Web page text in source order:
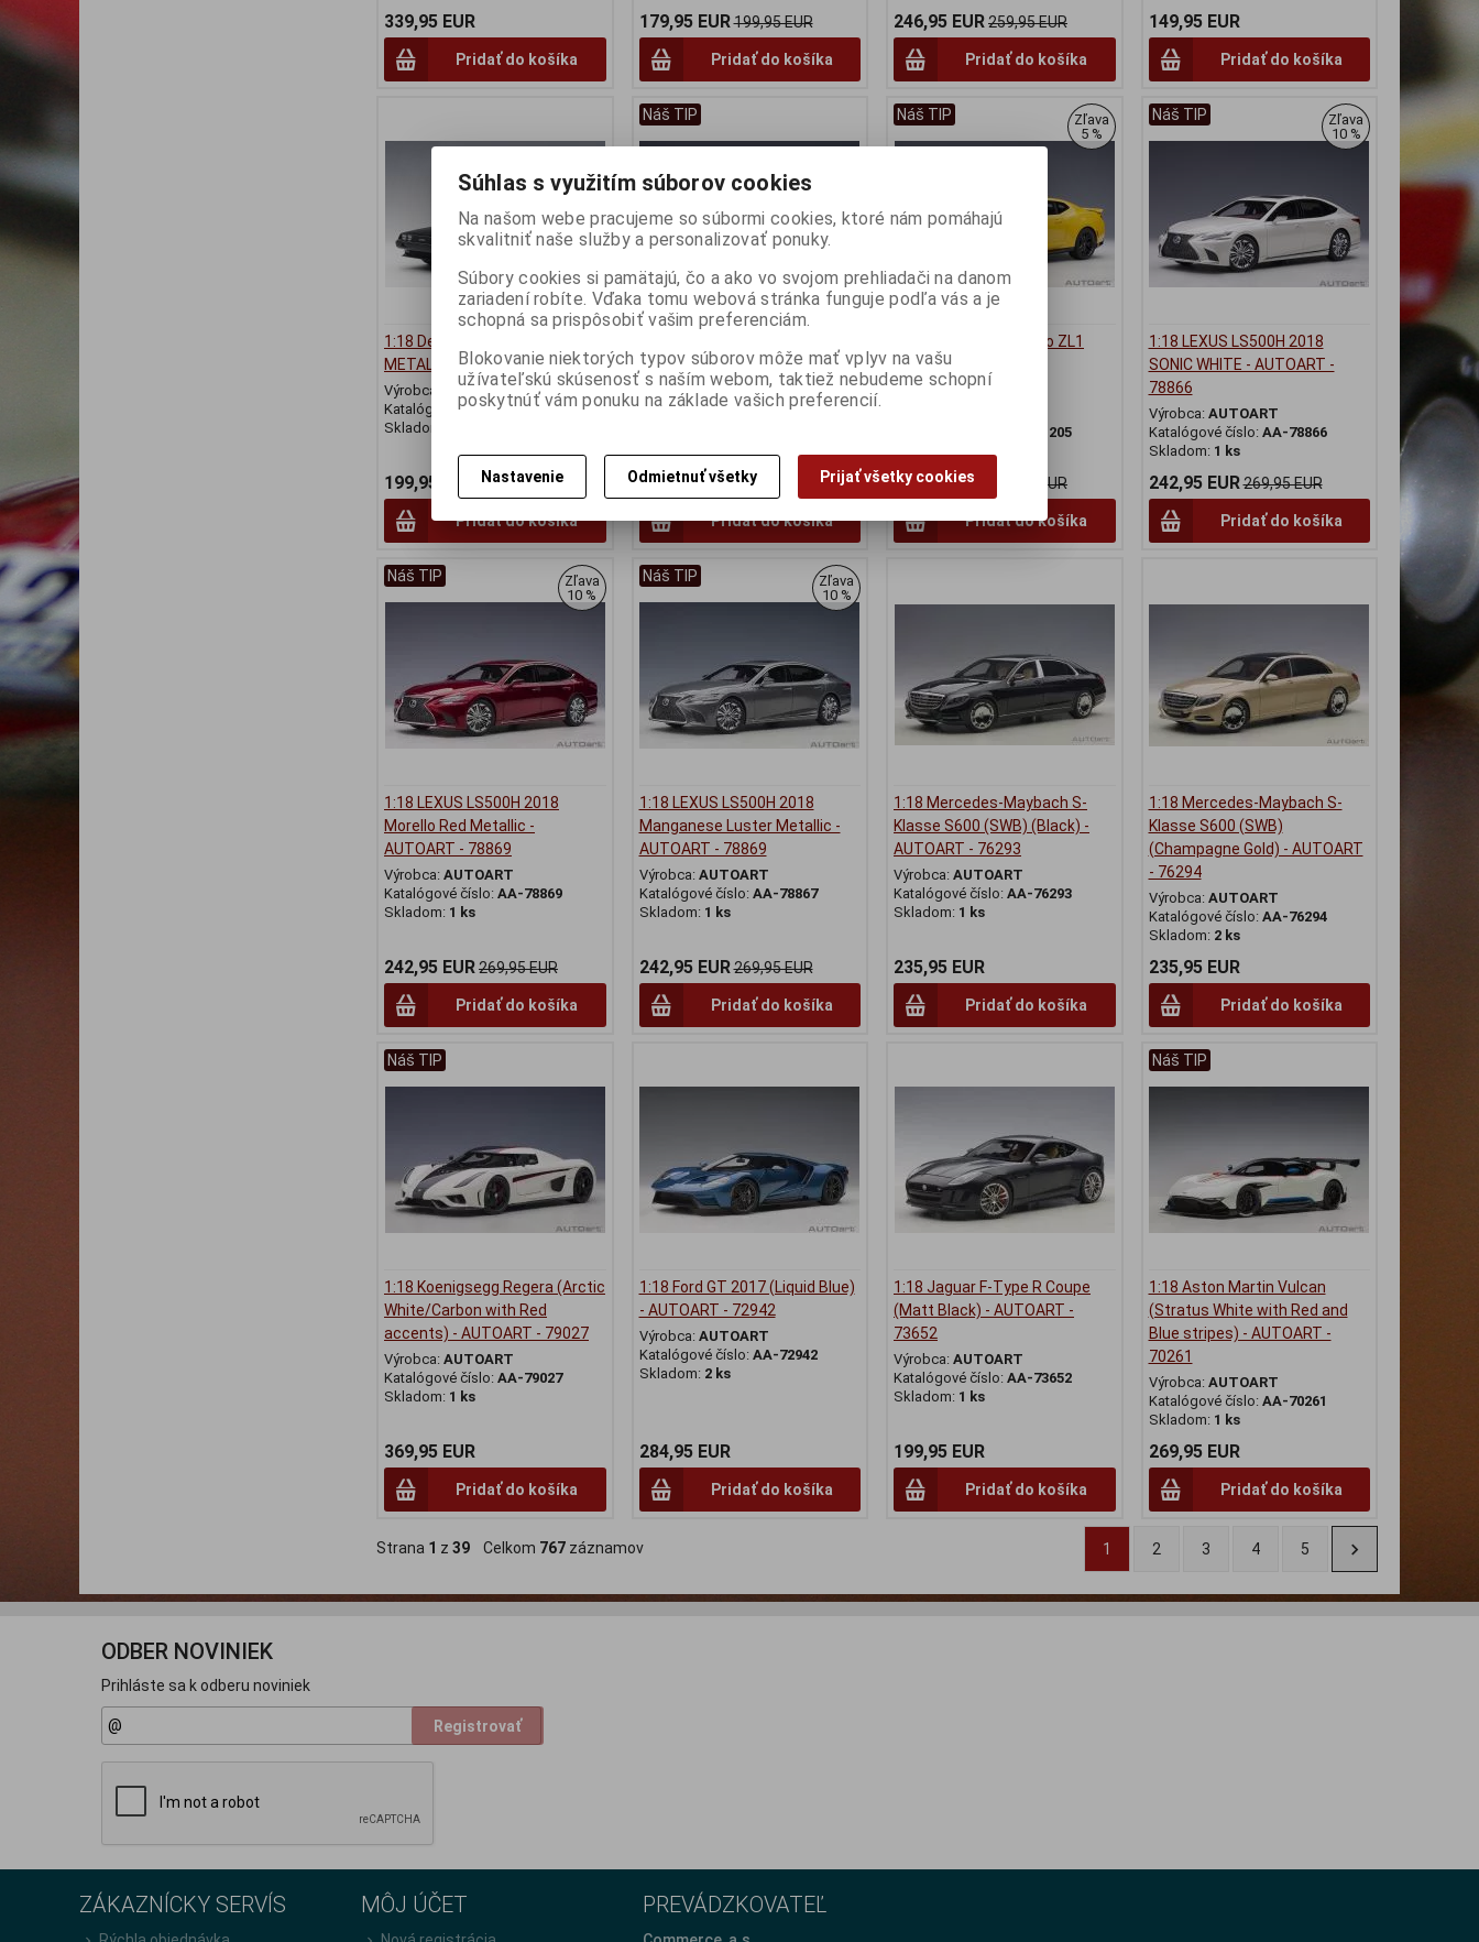
339,95 EUR
Pridať do košíka
179,95 EUR199,95 EUR
Pridať do košíka
246,95 EUR259,95 EUR
Pridať do košíka
149,95 EUR
Pridať do košíka
1:18 DeLorean DMC-12 1981
METALIC BLACK
Výrobca:
AUTOART
Katalógové číslo:AA-79917
Skladom:
199,95 EUR
Pridať do košíka
Náš TIP
2015 white/carbon/black
accents
Skladom:1 ks
323,95 EUR
Pridať do košíka
Náš TIP
Zľava
5 %
1:18 Chevrolet Camaro ZL1
2017 (Bright Yellow) -
AUTOART - AA-71205
AA-71205
Skladom:1 ks
213,70 EUR 224,95 EUR
Pridať do košíka
Náš TIP
Zľava
10 %
1:18 LEXUS LS500H 2018
SONIC WHITE - AUTOART -
78866
Výrobca: AUTOART
Katalógové číslo: AA-78866
Skladom: 1 ks
242,95 EUR269,95 EUR
Pridať do košíka
Náš TIP
Zľava
10 %
1:18 LEXUS LS500H 2018
Morello Red Metallic -
AUTOART - 78869
Výrobca: AUTOART
Katalógové číslo: AA-78869
Skladom: 1 ks
242,95 EUR269,95 EUR
Pridať do košíka
Náš TIP
Zľava
10 %
1:18 LEXUS LS500H 2018
Manganese Luster Metallic -
AUTOART - 78869
Výrobca: AUTOART
Katalógové číslo: AA-78867
Skladom: 1 ks
242,95 EUR269,95 EUR
Pridať do košíka
1:18 Mercedes-Maybach S-
Klasse S600 (SWB) (Black) -
AUTOART - 76293
Výrobca: AUTOART
Katalógové číslo: AA-76293
Skladom: 1 ks
235,95 EUR
Pridať do košíka
1:18 Mercedes-Maybach S-
Klasse S600 (SWB)
(Champagne Gold) - AUTOART
- 76294
Výrobca: AUTOART
Katalógové číslo: AA-76294
Skladom: 2 ks
235,95 EUR
Pridať do košíka
Náš TIP
1:18 Koenigsegg Regera (Arctic
White/Carbon with Red
accents) - AUTOART - 79027
Výrobca: AUTOART
Katalógové číslo: AA-79027
Skladom: 1 ks
369,95 EUR
Pridať do košíka
1:18 Ford GT 2017 (Liquid Blue)
- AUTOART - 72942
Výrobca: AUTOART
Katalógové číslo: AA-72942
Skladom: 2 ks
284,95 EUR
Pridať do košíka
1:18 Jaguar F-Type R Coupe
(Matt Black) - AUTOART -
73652
Výrobca: AUTOART
Katalógové číslo: AA-73652
Skladom: 1 ks
199,95 EUR
Pridať do košíka
Náš TIP
1:18 Aston Martin Vulcan
(Stratus White with Red and
Blue stripes) - AUTOART -
70261
Výrobca: AUTOART
Katalógové číslo: AA-70261
Skladom: 1 ks
269,95 EUR
Pridať do košíka
Strana 1 z 39 Celkom 767 záznamov 1 2 3 4 5
ODBER NOVINIEK
Prihláste sa k odberu noviniek
Registrovať
ZÁKAZNÍCKY SERVÍS MÔJ ÚČET PREVÁDZKOVATEĽ
Súhlas s využitím súborov cookies
Na našom webe pracujeme so súbormi cookies, ktoré nám pomáhajú
skvalitniť naše služby a personalizovať ponuky.
Súbory cookies si pamätajú, čo a ako vo svojom prehliadači na danom
zariadení robíte. Vďaka tomu webová stránka funguje podľa vás a je
schopná sa prispôsobiť vašim preferenciám.
Blokovanie niektorých typov súborov môže mať vplyv na vašu
užívateľskú skúsenosť s naším webom, taktiež nebudeme schopní
poskytnúť vám ponuku na základe vašich preferencií.
Nastavenie Odmietnuť všetky Prijať všetky cookies